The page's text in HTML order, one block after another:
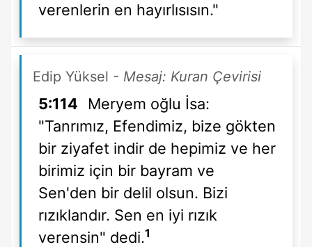
verenlerin en hayırlısısın."
Edip Yüksel - Mesaj: Kuran Çevirisi
5:114
Meryem oğlu İsa:
"Tanrımız, Efendimiz, bize gökten
bir ziyafet indir de hepimiz ve her
birimiz için bir bayram ve
Sen'den bir delil olsun. Bizi
rızıklandır. Sen en iyi rızık
verensin" dedi.1